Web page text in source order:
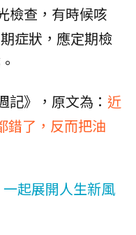
檢查，有時候咳
症狀，應定期檢
記》，原文為： 近
錯了，反而把油
起展開人生新風